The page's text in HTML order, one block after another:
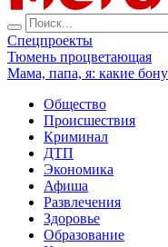
Спецпроекты
Тюмень процветающая
Мама, папа, я: какие
Общество
Происшествия
Криминал
ДТП
Экономика
Афиша
Развлечения
Здоровье
Образование